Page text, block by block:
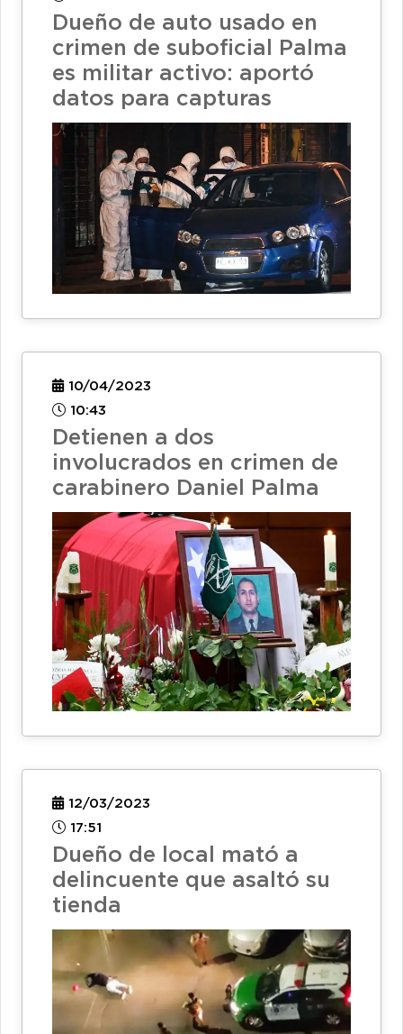
Dueño de auto usado en
crimen de suboficial Palma
es militar activo: aportó
datos para capturas
10/04/2023
10:43
Detienen a dos
involucrados en crimen de
carabinero Daniel Palma
12/03/2023
17:51
Dueño de local mató a
delincuente que asaltó su
tienda